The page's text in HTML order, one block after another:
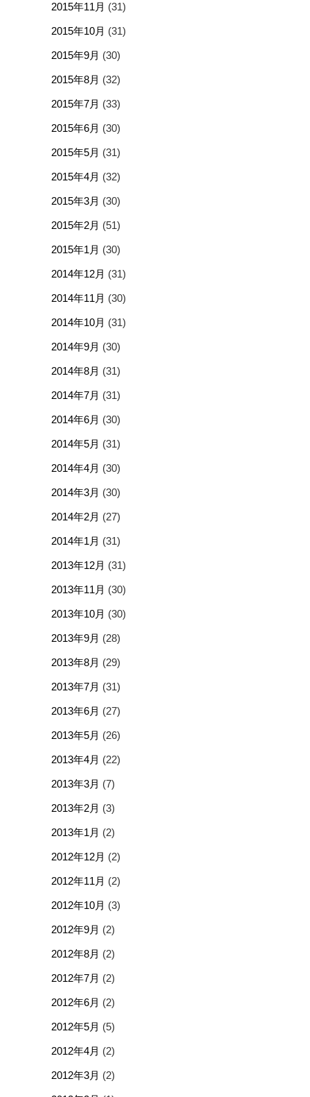
2015年11月 (31)
2015年10月 (31)
2015年9月 (30)
2015年8月 (32)
2015年7月 (33)
2015年6月 (30)
2015年5月 (31)
2015年4月 (32)
2015年3月 (30)
2015年2月 (51)
2015年1月 (30)
2014年12月 (31)
2014年11月 (30)
2014年10月 (31)
2014年9月 (30)
2014年8月 (31)
2014年7月 (31)
2014年6月 (30)
2014年5月 (31)
2014年4月 (30)
2014年3月 (30)
2014年2月 (27)
2014年1月 (31)
2013年12月 (31)
2013年11月 (30)
2013年10月 (30)
2013年9月 (28)
2013年8月 (29)
2013年7月 (31)
2013年6月 (27)
2013年5月 (26)
2013年4月 (22)
2013年3月 (7)
2013年2月 (3)
2013年1月 (2)
2012年12月 (2)
2012年11月 (2)
2012年10月 (3)
2012年9月 (2)
2012年8月 (2)
2012年7月 (2)
2012年6月 (2)
2012年5月 (5)
2012年4月 (2)
2012年3月 (2)